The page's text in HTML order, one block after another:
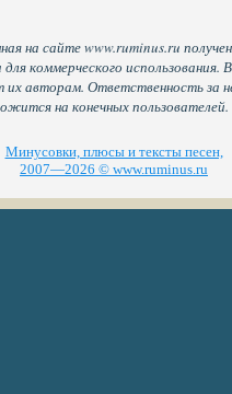
на сайте www.ruminus.ru
коммерческого
авторам. Ответственность за
на конечных пользователей.
Минусовки, плюсы и тексты песен,
2007—2026 © www.ruminus.ru